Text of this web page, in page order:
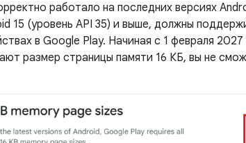
работало на последних версиях
15 (уровень API 35) и выше, должны
в Google Play. Начиная с 1 февраля
размер страницы памяти 16 КБ, вы не